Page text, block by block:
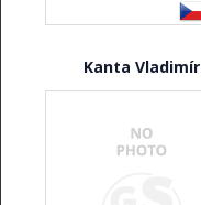
Kanta Vladimír